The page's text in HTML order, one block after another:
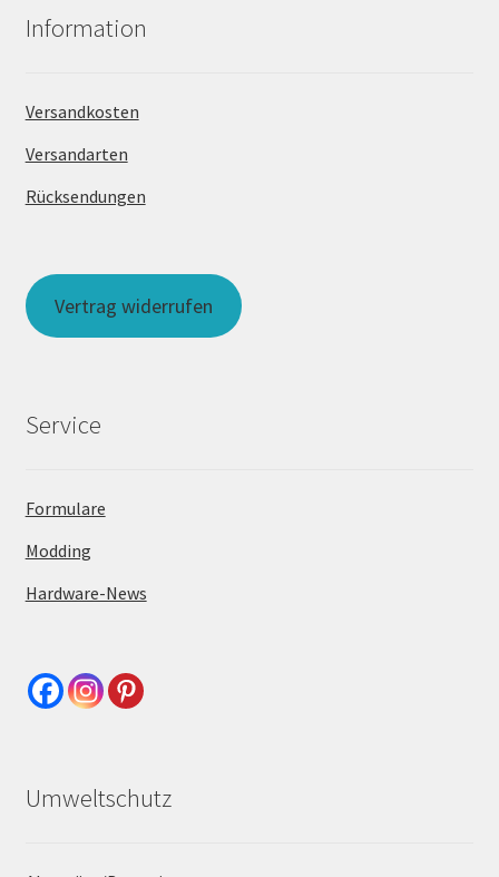
Information
Versandkosten
Versandarten
Rücksendungen
Vertrag widerrufen
Service
Formulare
Modding
Hardware-News
Umweltschutz